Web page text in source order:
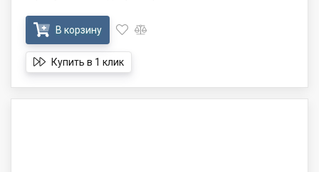
В корзину
Купить в 1 клик